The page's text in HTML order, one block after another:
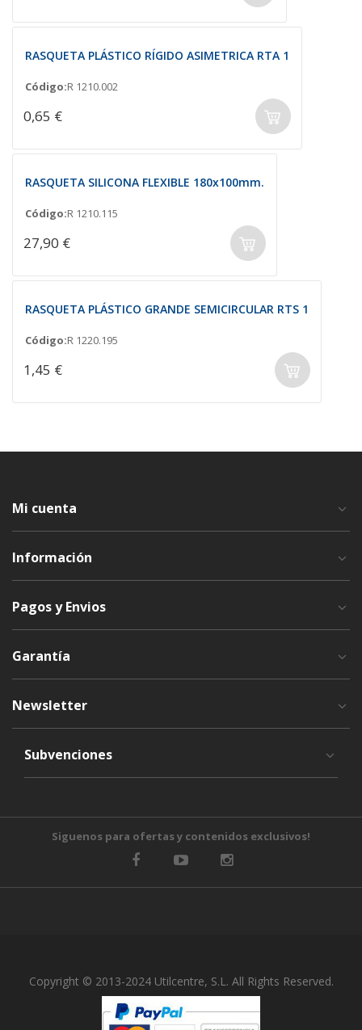
RASQUETA PLÁSTICO RÍGIDO ASIMETRICA RTA 1
Código:R 1210.002
0,65 €
RASQUETA SILICONA FLEXIBLE 180x100mm.
Código:R 1210.115
27,90 €
RASQUETA PLÁSTICO GRANDE SEMICIRCULAR RTS 1
Código:R 1220.195
1,45 €
Mi cuenta
Información
Pagos y Envios
Garantía
Newsletter
Subvenciones
Siguenos para ofertas y contenidos exclusivos!
Copyright © 2013-2024 Utilcentre, S.L. All Rights Reserved.